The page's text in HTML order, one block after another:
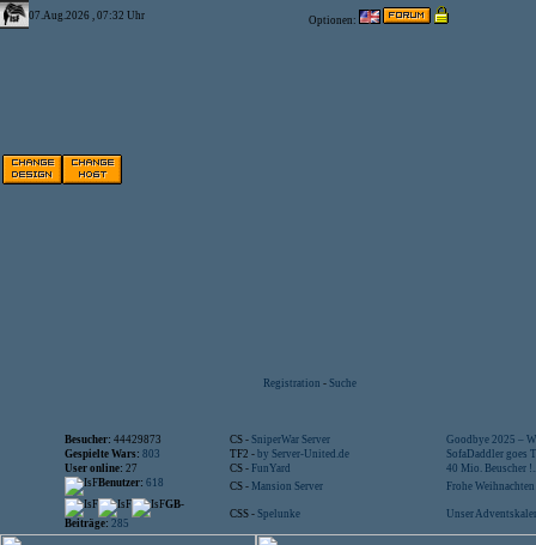
07.Aug.2026 , 07:32 Uhr Optionen:
Registration - Suche
Besucher: 44429873 CS - SniperWar Server
Goodbye 2025 –
Gespielte Wars: 803 TF2 - by Server-United.de
SofaDaddler goes
User online: 27 CS - FunYard
40 Mio. Beuscher
Benutzer: 618 CS - Mansion Server
Frohe
GB-
Beiträge: 285
CSS - Spelunke Unser